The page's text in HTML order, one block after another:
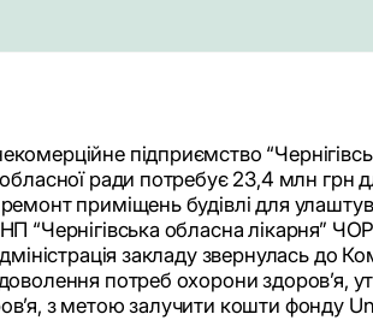
підприємство
обласної ради потребує 23,4 млн грн
приміщень будівлі для
“Чернігівська обласна лікарня”
закладу звернулась до
потреб охорони здоров’я,
з метою залучити кошти фонду